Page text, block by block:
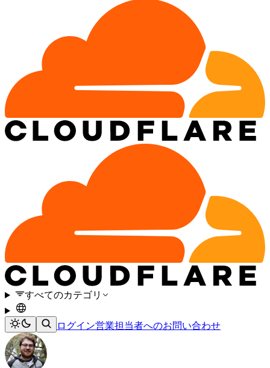
すべてのカテゴリ
ログイン営業担当者へのお問い合わせ